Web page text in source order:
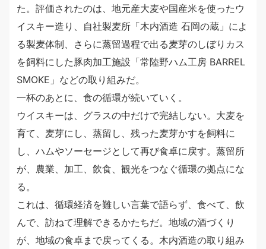
た。評価されたのは、地元産大麦や国産米を使ったウ
イスキー造り、自社製麦所「木内酒造 石岡の蔵」によ
る製麦体制、さらに蒸留過程で出る麦芽のしぼりカス
を飼料にした豚肉加工施設「常陸野ハム工房 BARREL
SMOKE」などの取り組みだ。
一杯のあとに、食の循環が続いていく。
ウイスキーは、グラスの中だけで完結しない。大麦を
育て、麦芽にし、蒸留し、残った麦芽かすを飼料に
し、ハムやソーセージとして再び食卓に戻す。蒸留所
が、農業、加工、飲食、観光をつなぐ循環の拠点にな
る。
これは、循環経済を難しい言葉で語らず、食べて、飲
んで、訪ねて理解できるかたちだ。地域の酒づくり
が、地域の食卓まで戻ってくる。木内酒造の取り組み